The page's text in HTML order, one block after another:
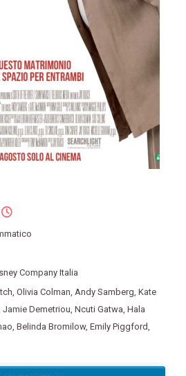
Company Italia
, Olivia Colman, Andy Samberg, Kate
Jamie Demetriou, Ncuti Gatwa, Hala
, Belinda Bromilow, Emily Piggford,